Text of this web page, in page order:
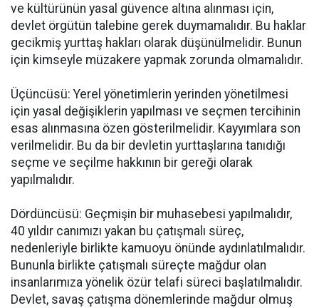
ve kültürünün yasal güvence altına alınması için,
devlet örgütün talebine gerek duymamalıdır. Bu haklar
gecikmiş yurttaş hakları olarak düşünülmelidir. Bunun
için kimseyle müzakere yapmak zorunda olmamalıdır.
Üçüncüsü: Yerel yönetimlerin yerinden yönetilmesi
için yasal değişiklerin yapılması ve seçmen tercihinin
esas alınmasına özen gösterilmelidir. Kayyımlara son
verilmelidir. Bu da bir devletin yurttaşlarına tanıdığı
seçme ve seçilme hakkının bir gereği olarak
yapılmalıdır.
Dördüncüsü: Geçmişin bir muhasebesi yapılmalıdır,
40 yıldır canımızı yakan bu çatışmalı süreç,
nedenleriyle birlikte kamuoyu önünde aydınlatılmalıdır.
Bununla birlikte çatışmalı süreçte mağdur olan
insanlarımıza yönelik özür telafi süreci başlatılmalıdır.
Devlet, savaş çatışma dönemlerinde mağdur olmuş